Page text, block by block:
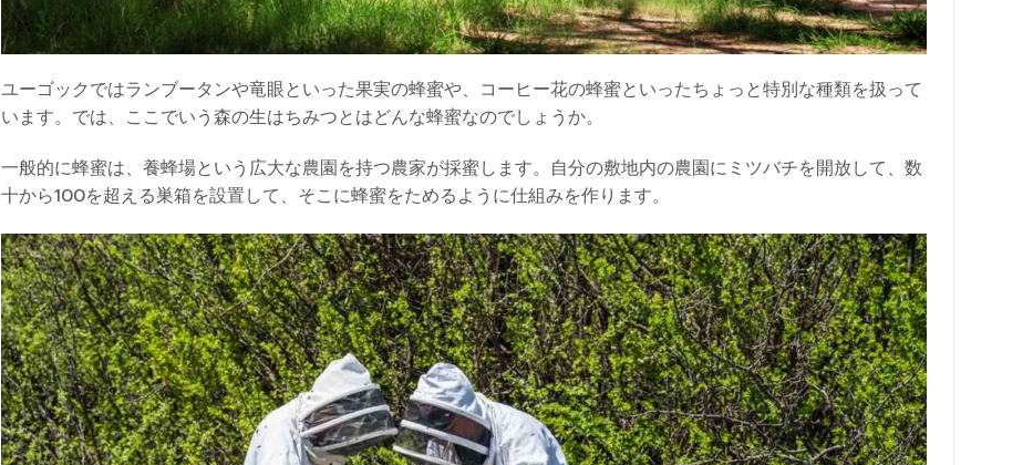
ユーゴックではランブータンや竜眼といった果実の蜂蜜や、コーヒー花の蜂蜜といったちょっと特別な種類を扱って
います。では、ここでいう森の生はちみつとはどんな蜂蜜なのでしょうか。
一般的に蜂蜜は、養蜂場という広大な農園を持つ農家が採蜜します。自分の敷地内の農園にミツバチを開放して、数
十から100を超える巣箱を設置して、そこに蜂蜜をためるように仕組みを作ります。